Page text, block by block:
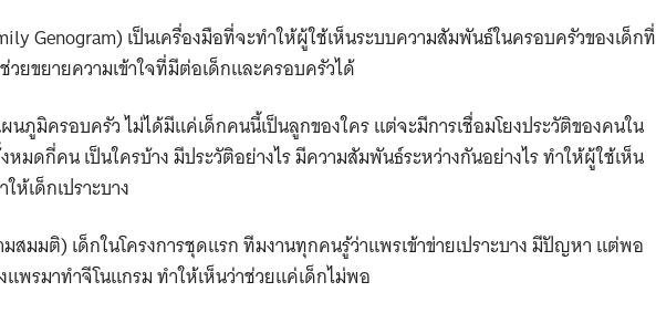
Search
for:
Genogram) เป็นเครื่องมือที่จะทำให้ผู้ใช้เห็นระบบความสัมพันธ์ในครอบครัวของเด็กที่
วยขยายความเข้าใจที่มีต่อเด็กและครอบครัวได้
ภูมิครอบครัว ไม่ได้มีแค่เด็กคนนี้เป็นลูกของใคร แต่จะมีการเชื่อมโยงประวัติของคนใน
มดกี่คน เป็นใครบ้าง มีประวัติอย่างไร มีความสัมพันธ์ระหว่างกันอย่างไร ทำให้ผู้ใช้เห็น
เด็กเปราะบาง
มมติ) เด็กในโครงการชุดแรก ทีมงานทุกคนรู้ว่าแพรเข้าข่ายเปราะบาง มีปัญหา แต่พอ
พรมาทำจีโนแกรม ทำให้เห็นว่าช่วยแค่เด็กไม่พอ